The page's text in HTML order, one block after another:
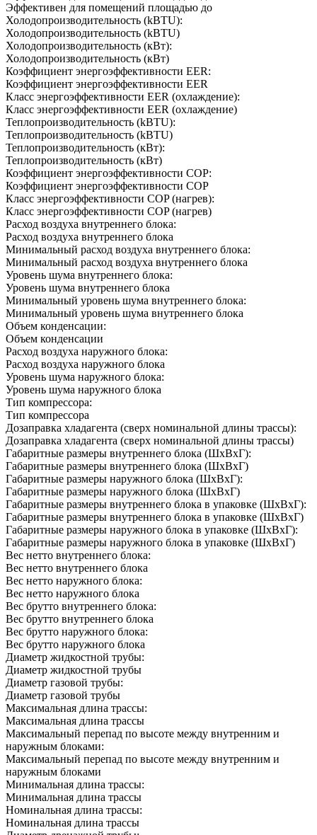
Эффективен для помещений площадью до
Холодопроизводительность (kBTU):
Холодопроизводительность (kBTU)
Холодопроизводительность (кВт):
Холодопроизводительность (кВт)
Коэффициент энергоэффективности EER:
Коэффициент энергоэффективности EER
Класс энергоэффективности EER (охлаждение):
Класс энергоэффективности EER (охлаждение)
Теплопроизводительность (kBTU):
Теплопроизводительность (kBTU)
Теплопроизводительность (кВт):
Теплопроизводительность (кВт)
Коэффициент энергоэффективности COP:
Коэффициент энергоэффективности COP
Класс энергоэффективности COP (нагрев):
Класс энергоэффективности COP (нагрев)
Расход воздуха внутреннего блока:
Расход воздуха внутреннего блока
Минимальный расход воздуха внутреннего блока:
Минимальный расход воздуха внутреннего блока
Уровень шума внутреннего блока:
Уровень шума внутреннего блока
Минимальный уровень шума внутреннего блока:
Минимальный уровень шума внутреннего блока
Объем конденсации:
Объем конденсации
Расход воздуха наружного блока:
Расход воздуха наружного блока
Уровень шума наружного блока:
Уровень шума наружного блока
Тип компрессора:
Тип компрессора
Дозаправка хладагента (сверх номинальной длины трассы):
Дозаправка хладагента (сверх номинальной длины трассы)
Габаритные размеры внутреннего блока (ШxВxГ):
Габаритные размеры внутреннего блока (ШxВxГ)
Габаритные размеры наружного блока (ШxВxГ):
Габаритные размеры наружного блока (ШxВxГ)
Габаритные размеры внутреннего блока в упаковке (ШxВxГ):
Габаритные размеры внутреннего блока в упаковке (ШxВxГ)
Габаритные размеры наружного блока в упаковке (ШxВxГ):
Габаритные размеры наружного блока в упаковке (ШxВxГ)
Вес нетто внутреннего блока:
Вес нетто внутреннего блока
Вес нетто наружного блока:
Вес нетто наружного блока
Вес брутто внутреннего блока:
Вес брутто внутреннего блока
Вес брутто наружного блока:
Вес брутто наружного блока
Диаметр жидкостной трубы:
Диаметр жидкостной трубы
Диаметр газовой трубы:
Диаметр газовой трубы
Максимальная длина трассы:
Максимальная длина трассы
Максимальный перепад по высоте между внутренним и
наружным блоками:
Максимальный перепад по высоте между внутренним и
наружным блоками
Минимальная длина трассы:
Минимальная длина трассы
Номинальная длина трассы:
Номинальная длина трассы